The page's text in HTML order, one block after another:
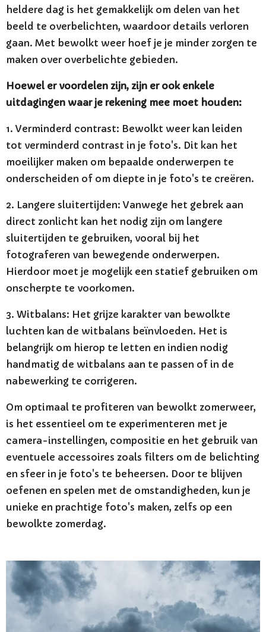
heldere dag is het gemakkelijk om delen van het
beeld te overbelichten, waardoor details verloren
gaan. Met bewolkt weer hoef je je minder zorgen te
maken over overbelichte gebieden.
Hoewel er voordelen zijn, zijn er ook enkele
uitdagingen waar je rekening mee moet houden:
1. Verminderd contrast: Bewolkt weer kan leiden
tot verminderd contrast in je foto's. Dit kan het
moeilijker maken om bepaalde onderwerpen te
onderscheiden of om diepte in je foto's te creëren.
2. Langere sluitertijden: Vanwege het gebrek aan
direct zonlicht kan het nodig zijn om langere
sluitertijden te gebruiken, vooral bij het
fotograferen van bewegende onderwerpen.
Hierdoor moet je mogelijk een statief gebruiken om
onscherpte te voorkomen.
3. Witbalans: Het grijze karakter van bewolkte
luchten kan de witbalans beïnvloeden. Het is
belangrijk om hierop te letten en indien nodig
handmatig de witbalans aan te passen of in de
nabewerking te corrigeren.
Om optimaal te profiteren van bewolkt zomerweer,
is het essentieel om te experimenteren met je
camera-instellingen, compositie en het gebruik van
eventuele accessoires zoals filters om de belichting
en sfeer in je foto's te beheersen. Door te blijven
oefenen en spelen met de omstandigheden, kun je
unieke en prachtige foto's maken, zelfs op een
bewolkte zomerdag.